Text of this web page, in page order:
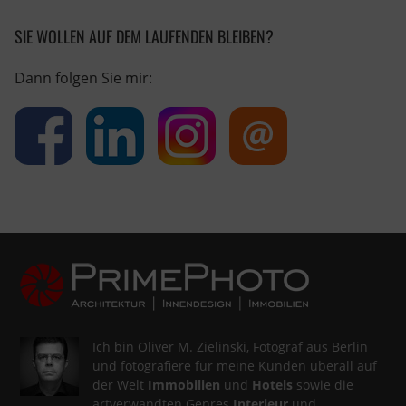
SIE WOLLEN AUF DEM LAUFENDEN BLEIBEN?
Dann folgen Sie mir:
Ich bin Oliver M. Zielinski, Fotograf aus Berlin
und fotografiere für meine Kunden überall auf
der Welt Immobilien und Hotels sowie die